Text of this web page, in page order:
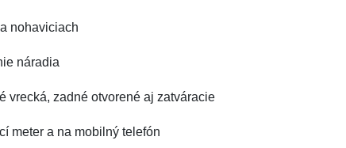
nohaviciach
náradia
vrecká, zadné otvorené aj zatváracie
meter a na mobilný telefón